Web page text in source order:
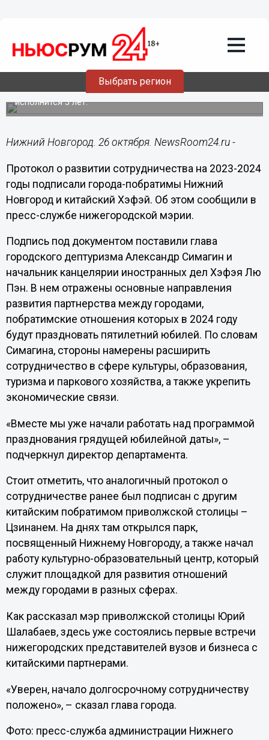
Выбрать регион
Нижний Новгород и китайский Хэфэй
подписали протокол по развитию
сотрудничества
В 2024 году побратимским отношениям между городами
исполнится 5 лет.
Нижний Новгород. 26 октября. NewsRoom24.ru -
Протокол о развитии сотрудничества на 2023-2024
годы подписали города-побратимы Нижний
Новгород и китайский Хэфэй. Об этом сообщили в
пресс-службе нижегородской мэрии.
Подпись под документом поставили глава
городского дептуризма Александр Симагин и
начальник канцелярии иностранных дел Хэфэя Лю
Пэн. В нем отражены основные направления
развития партнерства между городами,
побратимские отношения которых в 2024 году
будут праздновать пятилетний юбилей. По словам
Симагина, стороны намерены расширить
сотрудничество в сфере культуры, образования,
туризма и паркового хозяйства, а также укрепить
экономические связи.
«Вместе мы уже начали работать над программой
празднования грядущей юбилейной даты», –
подчеркнул директор департамента.
Стоит отметить, что аналогичный протокол о
сотрудничестве ранее был подписан с другим
китайским побратимом приволжской столицы –
Цзинанем. На днях там открылся парк,
посвященный Нижнему Новгороду, а также начал
работу культурно-образовательный центр, который
служит площадкой для развития отношений
между городами в разных сферах.
Как рассказал мэр приволжской столицы Юрий
Шалабаев, здесь уже состоялись первые встречи
нижегородских представителей вузов и бизнеса с
китайскими партнерами.
«Уверен, начало долгосрочному сотрудничеству
положено», – сказал глава города.
Фото: пресс-служба администрации Нижнего